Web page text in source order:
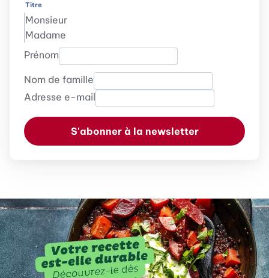
Titre
Monsieur
Madame
Prénom
Nom de famille
Adresse e-mail
S'abonner à la newsletter